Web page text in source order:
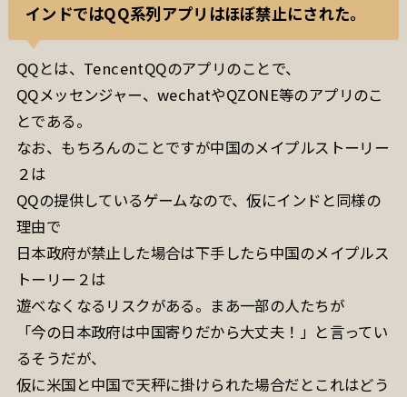
インドではQQ系列アプリはほぼ禁止にされた。
QQとは、TencentQQのアプリのことで、
QQメッセンジャー、wechatやQZONE等のアプリのこ
とである。
なお、もちろんのことですが中国のメイプルストーリー
２は
QQの提供しているゲームなので、仮にインドと同様の
理由で
日本政府が禁止した場合は下手したら中国のメイプルス
トーリー２は
遊べなくなるリスクがある。まあ一部の人たちが
「今の日本政府は中国寄りだから大丈夫！」と言ってい
るそうだが、
仮に米国と中国で天秤に掛けられた場合だとこれはどう